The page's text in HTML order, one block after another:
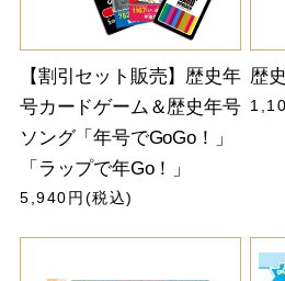
【割引セット販売】歴史年
号カードゲーム＆歴史年号
ソング「年号でGoGo！」
「ラップで年Go！」
5,940円(税込)
歴